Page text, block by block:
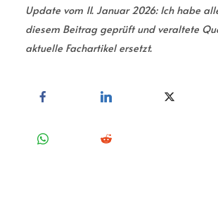
Update vom 11. Januar 2026: Ich habe
diesem Beitrag geprüft und veraltete
aktuelle Fachartikel ersetzt.